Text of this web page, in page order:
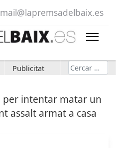
mail@lapremsadelbaix.es
Publicitat Cerca